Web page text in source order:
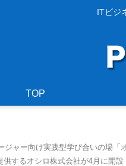
ITビジ
TOP
ジャー向け実践型学び合いの場「
するオシロ株式会社が4月に開設